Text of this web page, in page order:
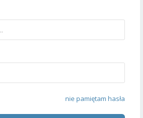
nie pamiętam hasła